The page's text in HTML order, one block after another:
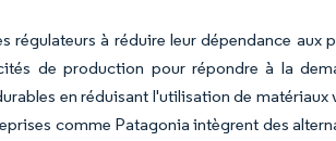
à réduire leur dépendance aux
de production pour répondre à la
en réduisant l'utilisation de matériaux
comme Patagonia intègrent des